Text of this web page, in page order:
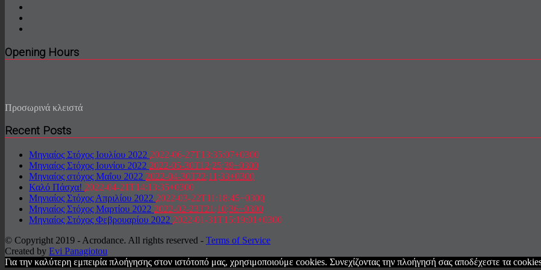
Opening Hours
Προσωρινά κλειστά
Recent Posts
Μηνιαίος Στόχος Ιουλίου 2022 2022-06-27T13:35:07+0300
Μηνιαίος Στόχος Ιουνίου 2022 2022-05-30T12:25:39+0300
Μηνιαίος στόχος Μαΐου 2022 2022-04-30T22:11:33+0300
Καλό Πάσχα! 2022-04-21T14:13:35+0300
Μηνιαίος Στόχος Απριλίου 2022 2022-03-22T11:18:45+0300
Μηνιαίος Στόχος Μαρτίου 2022 2022-02-23T21:10:36+0300
Μηνιαίος Στόχος Φεβρουαρίου 2022 2022-01-31T15:19:01+0300
© Copyright 2019 - Acrodance. All rights reserved - Terms of Service
Created by Evi Panagiotou
Για την καλύτερη εμπειρία πλοήγησης στον ιστότοπό μας, χρησιμοποιούμε cookies. Συνεχίζοντας την πλοήγησή σας αποδέχεστε τα